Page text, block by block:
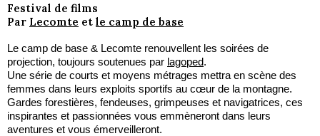
Festival de films
Par Lecomte et le camp de base
Le camp de base & Lecomte renouvellent les soirées de
projection, toujours soutenues par lagoped.
Une série de courts et moyens métrages mettra en scène des
femmes dans leurs exploits sportifs au cœur de la montagne.
Gardes forestières, fendeuses, grimpeuses et navigatrices, ces
inspirantes et passionnées vous emmèneront dans leurs
aventures et vous émerveilleront.